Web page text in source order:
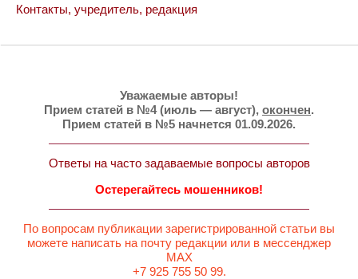
Контакты, учредитель, редакция
Уважаемые авторы!
Прием статей в №4 (июль — август), окончен.
Прием статей в №5 начнется 01.09.2026.
Ответы на часто задаваемые вопросы авторов
Остерегайтесь мошенников!
По вопросам публикации зарегистрированной статьи вы
можете написать на почту редакции или в мессенджер
MAX
+7 925 755 50 99.